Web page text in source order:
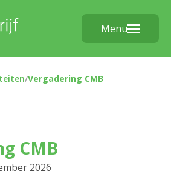
Menu
/Vergadering CMB
CMB
2026